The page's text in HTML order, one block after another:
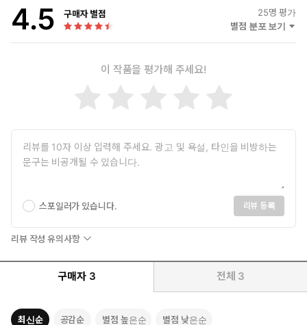
4.5 구매자 별점 25명 평가
별점 분포 보기
이 작품을 평가해 주세요!
스포일러가 있습니다. 리뷰 등록
리뷰 작성 유의사항
구매자 3 전체 3
최신순 공감순 별점 높은순 별점 낮은순